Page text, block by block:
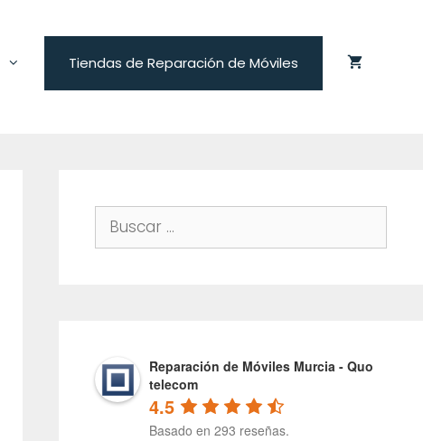
Tiendas de Reparación de Móviles
Buscar:
Reparación de Móviles Murcia - Quo
telecom
4.5
Basado en 293 reseñas.